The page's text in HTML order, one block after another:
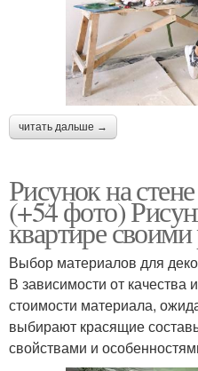
читать дальше →
Рисунок на
(+54 фото)
квартире
Выбор материалов для
В зависимости от качества
стоимости материала,
выбирают красящие
свойствами и